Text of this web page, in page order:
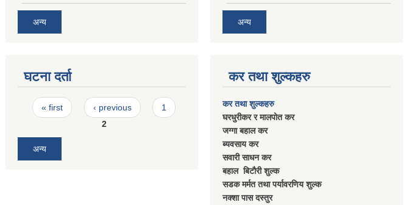
अन्य अन्य
घटना दर्ता
Pages
« first ‹ previous
1
2
अन्य
कर तथा शुल्कहरु
कर तथा शुल्कहरु
घरधुरीकर र मालपाेत कर
जग्गा बहाल कर
ब्यवसाय कर
सवारी साधन कर
बहाल बिटाैरी शुल्क
सडक मर्मत तथा पर्यावरणिय शुल्क
नक्शा पास दस्तुर